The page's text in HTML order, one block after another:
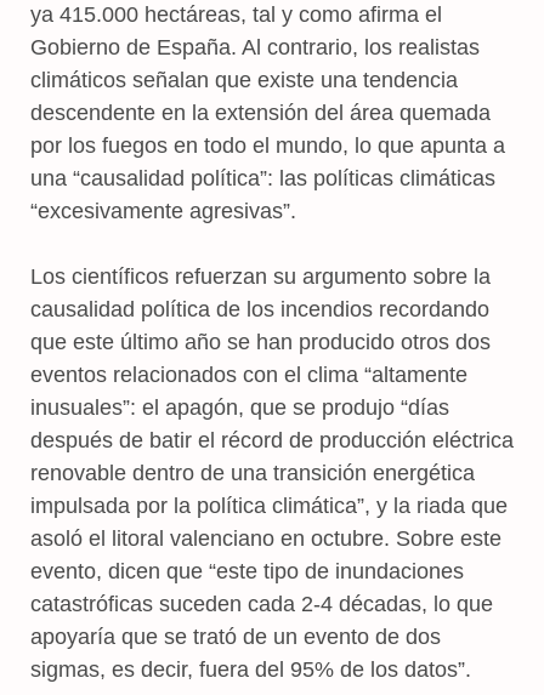
ya 415.000 hectáreas, tal y como afirma el
Gobierno de España. Al contrario, los realistas
climáticos señalan que existe una tendencia
descendente en la extensión del área quemada
por los fuegos en todo el mundo, lo que apunta a
una “causalidad política”: las políticas climáticas
“excesivamente agresivas”.
Los científicos refuerzan su argumento sobre la
causalidad política de los incendios recordando
que este último año se han producido otros dos
eventos relacionados con el clima “altamente
inusuales”: el apagón, que se produjo “días
después de batir el récord de producción eléctrica
renovable dentro de una transición energética
impulsada por la política climática”, y la riada que
asoló el litoral valenciano en octubre. Sobre este
evento, dicen que “este tipo de inundaciones
catastróficas suceden cada 2-4 décadas, lo que
apoyaría que se trató de un evento de dos
sigmas, es decir, fuera del 95% de los datos”.